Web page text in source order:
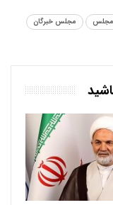
مجلس
مجلس خبرگان